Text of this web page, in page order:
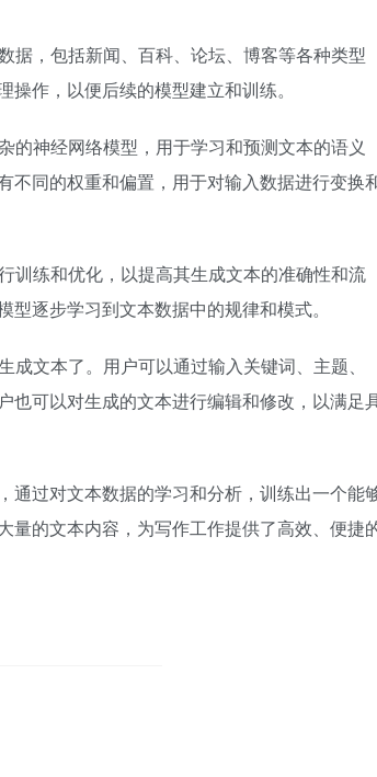
据，包括新闻、百科、论坛、博客等各种类型
作，以便后续的模型建立和训练。
的神经网络模型，用于学习和预测文本的语义
不同的权重和偏置，用于对输入数据进行变换
训练和优化，以提高其生成文本的准确性和流
逐步学习到文本数据中的规律和模式。
文本了。用户可以通过输入关键词、主题、
也可以对生成的文本进行编辑和修改，以满足
通过对文本数据的学习和分析，训练出一个能
量的文本内容，为写作工作提供了高效、便捷